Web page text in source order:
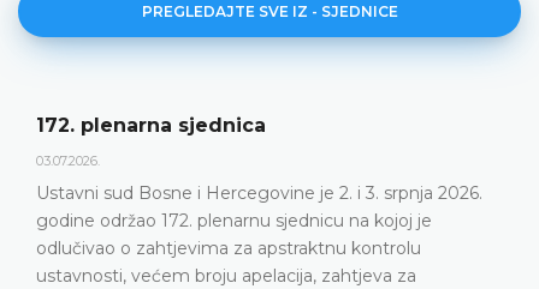
PREGLEDAJTE SVE IZ - SJEDNICE
i 3. srpnja 2026.
na kojoj je
kontrolu
za
Dnevni red 172. plenarne
Ustavni sud Bosne i Hercegovine
plenarnu sjednicu 2. i 3. srpnja
DETALJNIJE